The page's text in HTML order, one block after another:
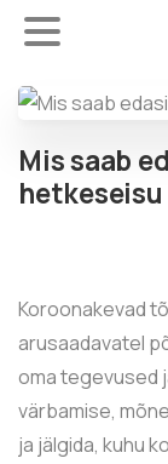
Mis saab
Koroonakevad
arusaadavatel
oma tegevused
värbamise,
ja jälgida, kuhu